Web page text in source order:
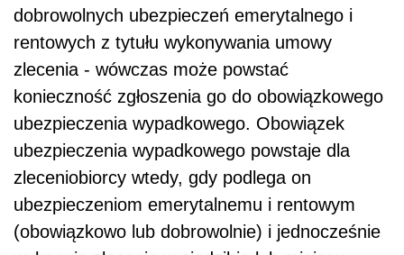
dobrowolnych ubezpieczeń emerytalnego i
rentowych z tytułu wykonywania umowy
zlecenia - wówczas może powstać
konieczność zgłoszenia go do obowiązkowego
ubezpieczenia wypadkowego. Obowiązek
ubezpieczenia wypadkowego powstaje dla
zleceniobiorcy wtedy, gdy podlega on
ubezpieczeniom emerytalnemu i rentowym
(obowiązkowo lub dobrowolnie) i jednocześnie